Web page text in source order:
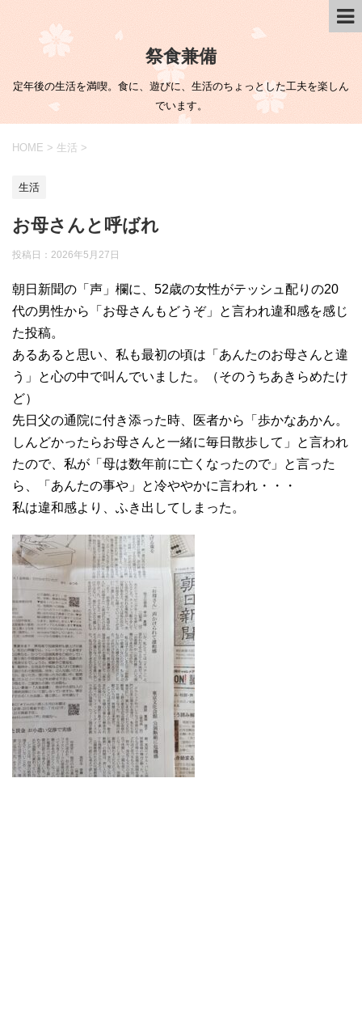
祭食兼備
定年後の生活を満喫。食に、遊びに、生活のちょっとした工夫を楽しん
でいます。
HOME > 生活 >
生活
お母さんと呼ばれ
投稿日： 2026年5月27日
朝日新聞の「声」欄に、52歳の女性がテッシュ配りの20
代の男性から「お母さんもどうぞ」と言われ違和感を感じ
た投稿。
あるあると思い、私も最初の頃は「あんたのお母さんと違
う」と心の中で叫んでいました。（そのうちあきらめたけ
ど）
先日父の通院に付き添った時、医者から「歩かなあかん。
しんどかったらお母さんと一緒に毎日散歩して」と言われ
たので、私が「母は数年前に亡くなったので」と言った
ら、「あんたの事や」と冷ややかに言われ・・・
私は違和感より、ふき出してしまった。